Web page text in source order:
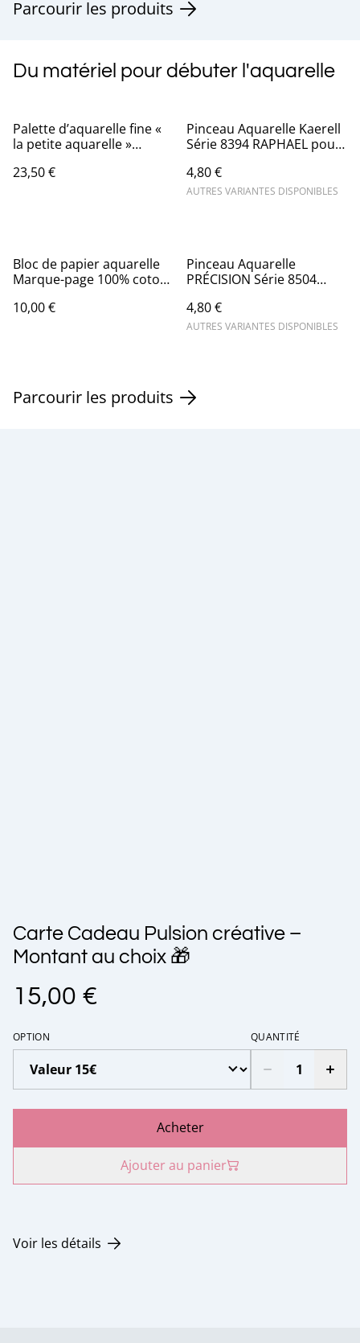
Parcourir les produits
Du matériel pour débuter l'aquarelle
Palette d’aquarelle fine «
la petite aquarelle »
Boudon 12 ½ godets pour
23,50 €
Pinceau Aquarelle Kaerell
Série 8394 RAPHAEL pour
retouches et finitions
4,80 €
AUTRES VARIANTES DISPONIBLES
Bloc de papier aquarelle
Marque-page 100% coton
10,00 €
Pinceau Aquarelle
PRÉCISION Série 8504
4,80 €
AUTRES VARIANTES DISPONIBLES
Parcourir les produits
Carte Cadeau Pulsion créative –
Montant au choix 🎁
15,00 €
OPTION QUANTITÉ
Acheter
Ajouter au panier
Voir les détails